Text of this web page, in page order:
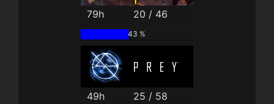
79h 20 / 46
43 %
49h 25 / 58